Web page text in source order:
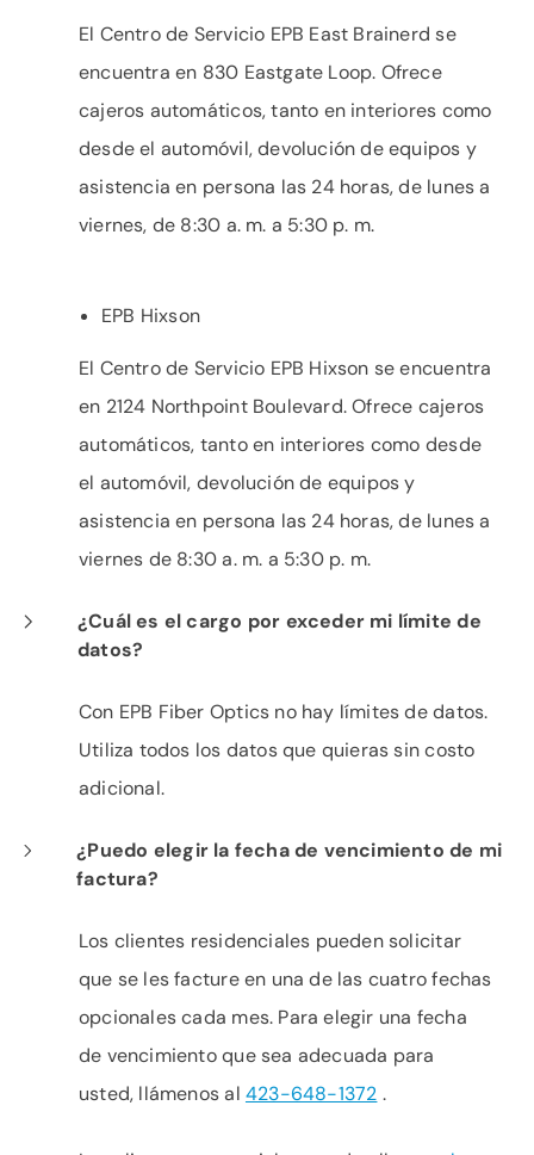
El Centro de Servicio EPB East Brainerd se
encuentra en 830 Eastgate Loop. Ofrece
cajeros automáticos, tanto en interiores como
desde el automóvil, devolución de equipos y
asistencia en persona las 24 horas, de lunes a
viernes, de 8:30 a. m. a 5:30 p. m.
EPB Hixson
El Centro de Servicio EPB Hixson se encuentra
en 2124 Northpoint Boulevard. Ofrece cajeros
automáticos, tanto en interiores como desde
el automóvil, devolución de equipos y
asistencia en persona las 24 horas, de lunes a
viernes de 8:30 a. m. a 5:30 p. m.
¿Cuál es el cargo por exceder mi límite de
datos?
Con EPB Fiber Optics no hay límites de datos.
Utiliza todos los datos que quieras sin costo
adicional.
¿Puedo elegir la fecha de vencimiento de mi
factura?
Los clientes residenciales pueden solicitar
que se les facture en una de las cuatro fechas
opcionales cada mes. Para elegir una fecha
de vencimiento que sea adecuada para
usted, llámenos al 423-648-1372 .